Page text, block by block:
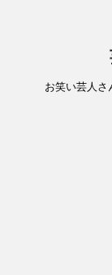
お笑い芸人さ